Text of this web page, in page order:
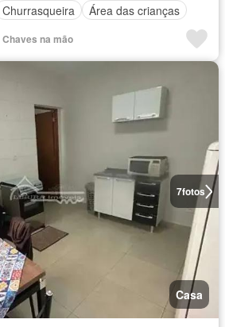
Churrasqueira Área das crianças
na mão
7fotos
Casa